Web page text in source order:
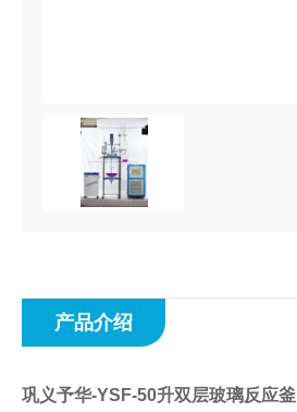
产品介绍
巩义予华-YSF-50升双层玻璃反应釜